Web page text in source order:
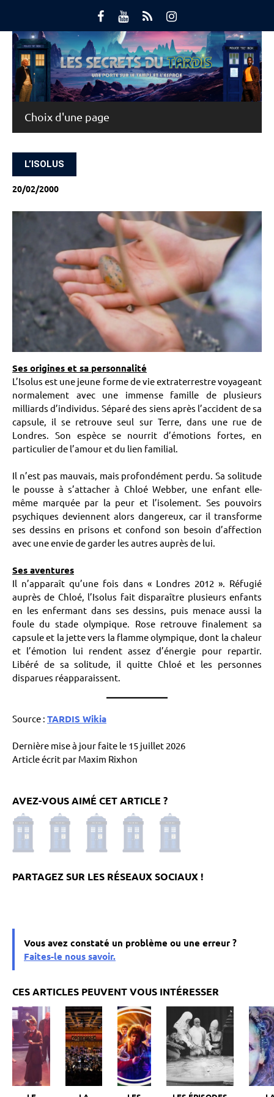
content
Main Menu
L’ISOLUS
20/02/2000
Ses origines et sa personnalité
L’Isolus est une jeune forme de vie extraterrestre voyageant
normalement avec une immense famille de plusieurs
milliards d’individus. Séparé des siens après l’accident de sa
capsule, il se retrouve seul sur Terre, dans une rue de
Londres. Son espèce se nourrit d’émotions fortes, en
particulier de l’amour et du lien familial.
Il n’est pas mauvais, mais profondément perdu. Sa solitude
le pousse à s’attacher à Chloé Webber, une enfant elle-
même marquée par la peur et l’isolement. Ses pouvoirs
psychiques deviennent alors dangereux, car il transforme
ses dessins en prisons et confond son besoin d’affection
avec une envie de garder les autres auprès de lui.
Ses aventures
Il n’apparaît qu’une fois dans « Londres 2012 ». Réfugié
auprès de Chloé, l’Isolus fait disparaître plusieurs enfants
en les enfermant dans ses dessins, puis menace aussi la
foule du stade olympique. Rose retrouve finalement sa
capsule et la jette vers la flamme olympique, dont la chaleur
et l’émotion lui rendent assez d’énergie pour repartir.
Libéré de sa solitude, il quitte Chloé et les personnes
disparues réapparaissent.
Source : TARDIS Wikia
Dernière mise à jour faite le 15 juillet 2026
Article écrit par Maxim Rixhon
AVEZ-VOUS AIMÉ CET ARTICLE ?
Vous avez constaté un problème ou une erreur ?
Faites-le nous savoir.